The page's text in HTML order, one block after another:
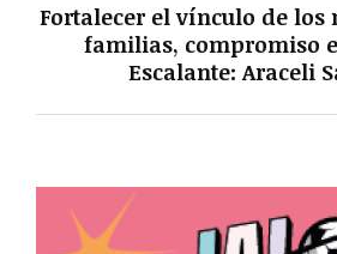
Fortalecer el vínculo de los
familias, compromiso
Escalante: Araceli